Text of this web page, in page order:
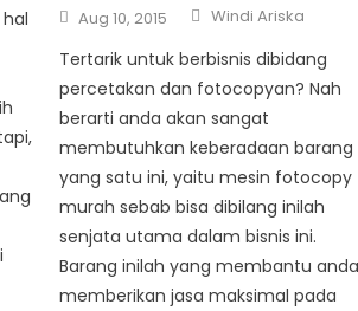
Posted
on
Aug 10, 2015 Author
Windi Ariska
Tertarik untuk berbisnis dibidang
percetakan dan fotocopyan? Nah
berarti anda akan sangat
membutuhkan keberadaan barang
yang satu ini, yaitu mesin fotocopy
murah sebab bisa dibilang inilah
senjata utama dalam bisnis ini.
Barang inilah yang membantu anda
memberikan jasa maksimal pada